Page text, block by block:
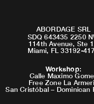
ABORDAGE SRL
SDQ 643435 2250
114th Avenue, Ste
Miami, FL 33192-
Workshop:
Calle Maximo
Free Zone La
San Cristóbal – Dominican